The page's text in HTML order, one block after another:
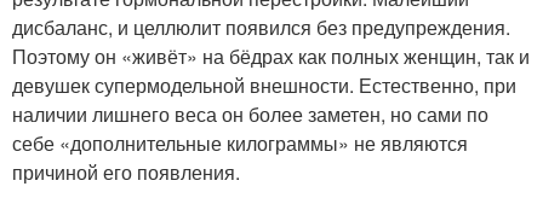
дисбаланс, и целлюлит появился без предупреждения.
Поэтому он «живёт» на бёдрах как полных женщин, так и
девушек супермодельной внешности. Естественно, при
наличии лишнего веса он более заметен, но сами по
себе «дополнительные килограммы» не являются
причиной его появления.